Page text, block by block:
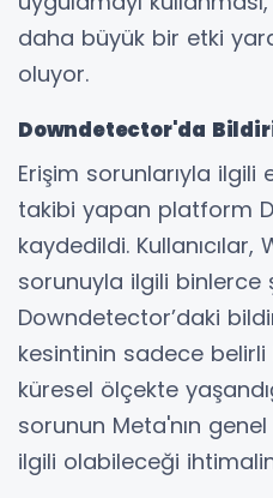
daha büyük bir etki
oluyor.
Downdetector'da
Erişim sorunlarıyla
takibi yapan platform
kaydedildi.
sorunuyla ilgili binlerce
Downdetector’daki
kesintinin sadece
küresel ölçekte
sorunun Meta'nın
ilgili olabileceği